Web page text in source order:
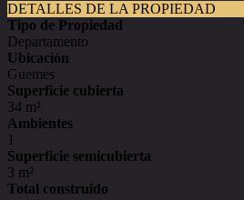
DETALLES DE LA PROPIEDAD
Tipo de Propiedad
Departamento
Ubicación
Guemes
Superficie cubierta
34 m²
Ambientes
1
Superficie semicubierta
3 m²
Total construido